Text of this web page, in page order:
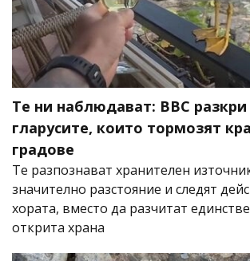
Те ни наблюдават: BBC
гларусите, които тормозят
градове
Те разпознават хранителен
значително разстояние и следят
хората, вместо да разчитат
открита храна